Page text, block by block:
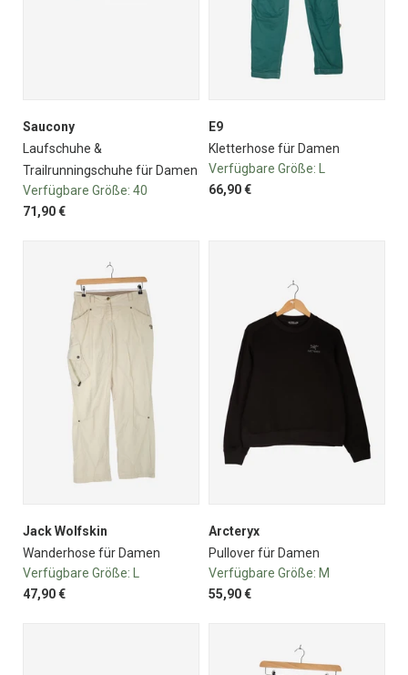
Saucony
Laufschuhe &
Trailrunningschuhe für Damen
Verfügbare Größe: 40
71,90 €
E9
Kletterhose für Damen
Verfügbare Größe:
66,90 €
Jack Wolfskin
Wanderhose für Damen
Verfügbare Größe:
47,90 €
Arcteryx
Pullover für Damen
Verfügbare Größe: M
55,90 €